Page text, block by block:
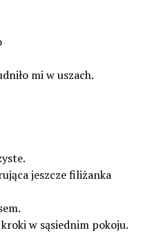
mi w uszach.
jeszcze filiżanka
w sąsiednim pokoju.